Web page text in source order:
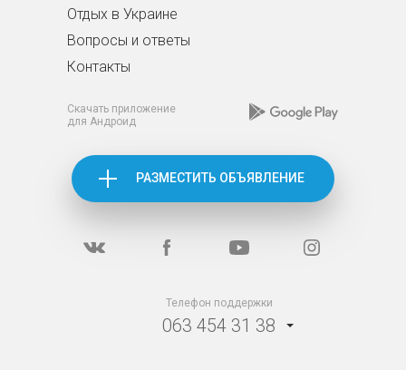
Отдых в Украине
Вопросы и ответы
Контакты
Скачать приложение
для Андроид
РАЗМЕСТИТЬ ОБЪЯВЛЕНИЕ
Телефон поддержки
063 454 31 38